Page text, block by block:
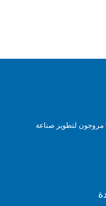
مروجون لتطوير صناعة